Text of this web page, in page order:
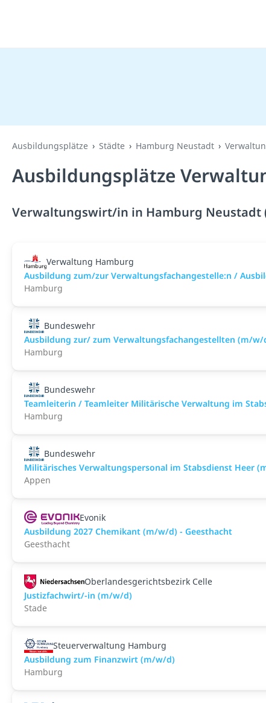
Ausbildungsplätze Städte Hamburg Neustadt
Ausbildungsplätze
Verwaltungswirt/in in Hamburg Neustadt
Verwaltung Hamburg
Ausbildung zum/zur Verwaltungsfachangestelle:n /
Hamburg
Bundeswehr
Ausbildung zur/ zum Verwaltungsfachangestellten (m/w/
Hamburg
Bundeswehr
Teamleiterin / Teamleiter Militärische Verwaltung im
Hamburg
Bundeswehr
Militärisches Verwaltungspersonal im Stabsdienst Heer
Appen
Evonik
Ausbildung 2027 Chemikant (m/w/d) - Geesthacht
Geesthacht
Oberlandesgerichtsbezirk Celle
Justizfachwirt/-in (m/w/d)
Stade
Steuerverwaltung Hamburg
Ausbildung zum Finanzwirt (m/w/d)
Hamburg